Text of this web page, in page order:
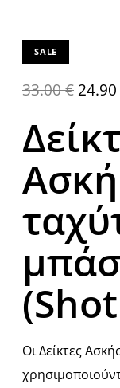
SALE
33.00€ 24.90
Οι Δείκτες